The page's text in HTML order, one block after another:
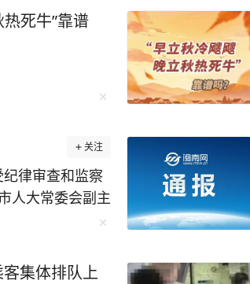
死牛”靠谱
关注
纪律审查和监察
人大常委会副主
接受浙江省纪
集体排队上